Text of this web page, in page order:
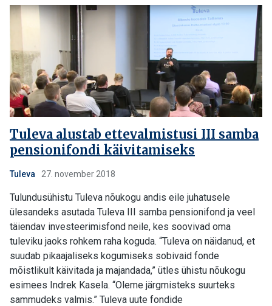
Tuleva alustab ettevalmistusi III samba
pensionifondi käivitamiseks
Tuleva 27. november 2018
Tulundusühistu Tuleva nõukogu andis eile juhatusele
ülesandeks asutada Tuleva III samba pensionifond ja veel
täiendav investeerimisfond neile, kes soovivad oma
tuleviku jaoks rohkem raha koguda. “Tuleva on näidanud, et
suudab pikaajaliseks kogumiseks sobivaid fonde
mõistlikult käivitada ja majandada,” ütles ühistu nõukogu
esimees Indrek Kasela. “Oleme järgmisteks suurteks
sammudeks valmis.” Tuleva uute fondide